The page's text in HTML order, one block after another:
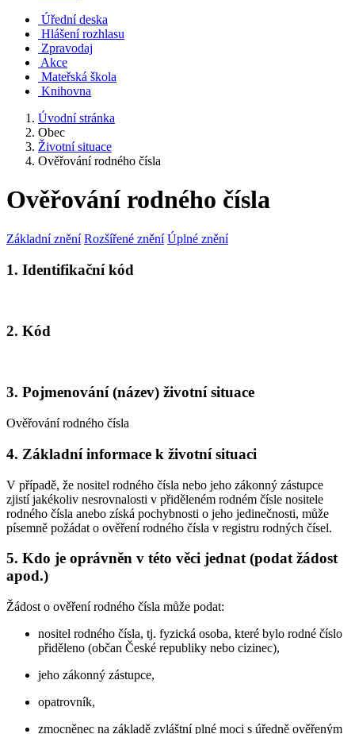
Úřední deska
Hlášení rozhlasu
Zpravodaj
Akce
Mateřská škola
Knihovna
Úvodní stránka
Obec
Životní situace
Ověřování rodného čísla
Ověřování rodného čísla
Základní znění Rozšířené znění Úplné znění
1. Identifikační kód
2. Kód
3. Pojmenování (název) životní situace
Ověřování rodného čísla
4. Základní informace k životní situaci
V případě, že nositel rodného čísla nebo jeho zákonný zástupce
zjistí jakékoliv nesrovnalosti v přiděleném rodném čísle nositele
rodného čísla anebo získá pochybnosti o jeho jedinečnosti, může
písemně požádat o ověření rodného čísla v registru rodných čísel.
5. Kdo je oprávněn v této věci jednat (podat žádost
apod.)
Žádost o ověření rodného čísla může podat:
nositel rodného čísla, tj. fyzická osoba, které bylo rodné číslo
přiděleno (občan České republiky nebo cizinec),
jeho zákonný zástupce,
opatrovník,
zmocněnec na základě zvláštní plné moci s úředně ověřeným